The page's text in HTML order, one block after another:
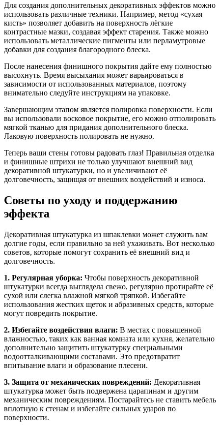
Для создания дополнительных декоративных эффектов можно
использовать различные техники. Например, метод «сухая
кисть» позволяет добавить на поверхность лёгкие
контрастные мазки, создавая эффект старения. Также можно
использовать металлические пигменты или перламутровые
добавки для создания благородного блеска.
После нанесения финишного покрытия дайте ему полностью
высохнуть. Время высыхания может варьироваться в
зависимости от использованных материалов, поэтому
внимательно следуйте инструкциям на упаковке.
Завершающим этапом является полировка поверхности. Если
вы использовали восковое покрытие, его можно отполировать
мягкой тканью для придания дополнительного блеска.
Лаковую поверхность полировать не нужно.
Теперь ваши стены готовы радовать глаз! Правильная отделка
и финишные штрихи не только улучшают внешний вид
декоративной штукатурки, но и увеличивают её
долговечность, защищая от внешних воздействий и износа.
Советы по уходу и поддержанию
эффекта
Декоративная штукатурка из шпаклевки может служить вам
долгие годы, если правильно за ней ухаживать. Вот несколько
советов, которые помогут сохранить её внешний вид и
долговечность.
1. Регулярная уборка: Чтобы поверхность декоративной
штукатурки всегда выглядела свежо, регулярно протирайте её
сухой или слегка влажной мягкой тряпкой. Избегайте
использования жестких щеток и абразивных средств, которые
могут повредить покрытие.
2. Избегайте воздействия влаги: В местах с повышенной
влажностью, таких как ванная комната или кухня, желательно
дополнительно защитить штукатурку специальными
водоотталкивающими составами. Это предотвратит
впитывание влаги и образование плесени.
3. Защита от механических повреждений: Декоративная
штукатурка может быть подвержена царапинам и другим
механическим повреждениям. Постарайтесь не ставить мебель
вплотную к стенам и избегайте сильных ударов по
поверхности.